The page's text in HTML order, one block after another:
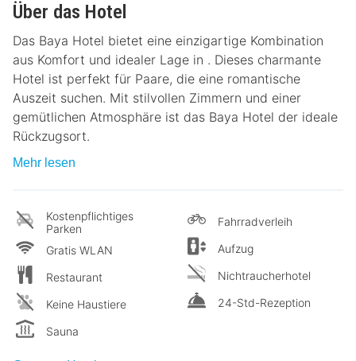
Über das Hotel
Das Baya Hotel bietet eine einzigartige Kombination
aus Komfort und idealer Lage in . Dieses charmante
Hotel ist perfekt für Paare, die eine romantische
Auszeit suchen. Mit stilvollen Zimmern und einer
gemütlichen Atmosphäre ist das Baya Hotel der ideale
Rückzugsort.
Mehr lesen
Kostenpflichtiges
Parken
Gratis WLAN
Restaurant
Keine Haustiere
Sauna
Fahrradverleih
Aufzug
Nichtraucherhotel
24-Std-Rezeption